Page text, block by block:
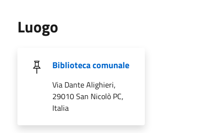
Luogo
Biblioteca comunale
Via Dante Alighieri,
29010 San Nicolò PC,
Italia